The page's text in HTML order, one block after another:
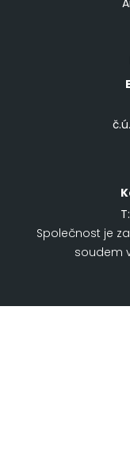
T:
Společnost je
soudem